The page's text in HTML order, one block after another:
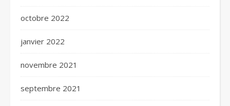
octobre 2022
janvier 2022
novembre 2021
septembre 2021